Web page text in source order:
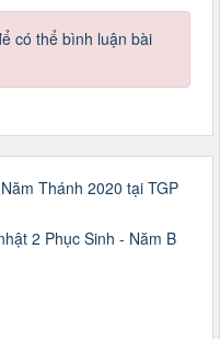
có thể bình luận bài
Thánh 2020 tại TGP
2 Phục Sinh - Năm B